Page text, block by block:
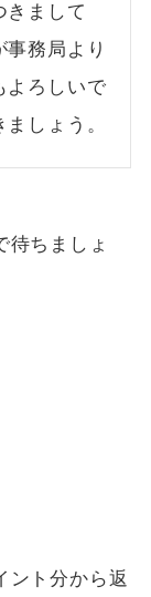
まして
務局より
よろしいで
しょう。
待ちましょ
ント分から返